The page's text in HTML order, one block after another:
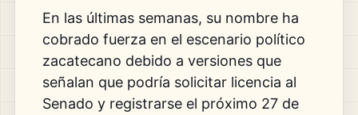
En las últimas semanas, su nombre ha
cobrado fuerza en el escenario político
zacatecano debido a versiones que
señalan que podría solicitar licencia al
Senado y registrarse el próximo 27 de